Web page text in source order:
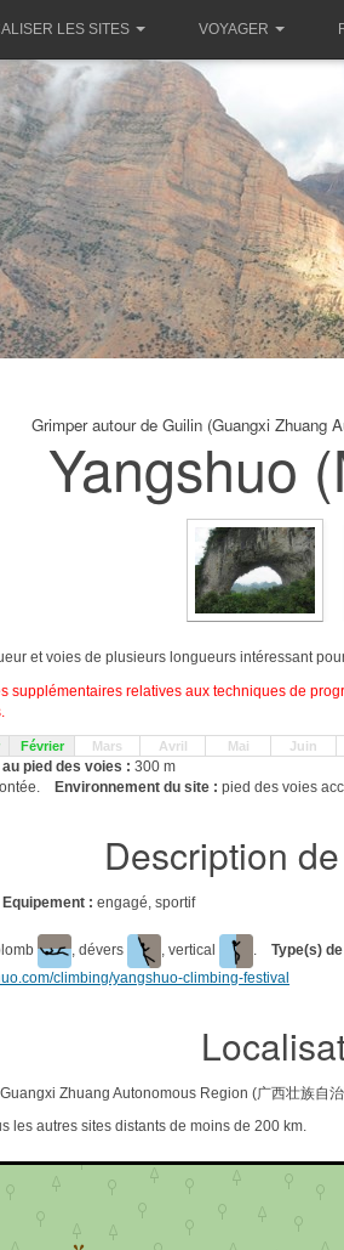
LES SITES VOYAGER
Grimper autour de Guilin (Guangxi Zhuang
Yangshuo
et voies de plusieurs longueurs intéressant
supplémentaires relatives aux techniques de
Février Mars Avril Mai Juin
pied des voies : 300 m
Environnement du site : pied des voies
Description
Equipement : engagé, sportif
, dévers , vertical . Type(s)
climbing/yangshuo-climbing-festival
Zhuang Autonomous Region (广西壮族自
les autres sites distants de moins de 200 km.